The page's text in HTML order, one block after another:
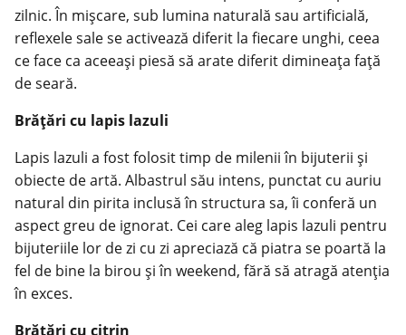
zilnic. În mișcare, sub lumina naturală sau artificială,
reflexele sale se activează diferit la fiecare unghi, ceea
ce face ca aceeași piesă să arate diferit dimineața față
de seară.
Brățări cu lapis lazuli
Lapis lazuli a fost folosit timp de milenii în bijuterii și
obiecte de artă. Albastrul său intens, punctat cu auriu
natural din pirita inclusă în structura sa, îi conferă un
aspect greu de ignorat. Cei care aleg lapis lazuli pentru
bijuteriile lor de zi cu zi apreciază că piatra se poartă la
fel de bine la birou și în weekend, fără să atragă atenția
în exces.
Brățări cu citrin